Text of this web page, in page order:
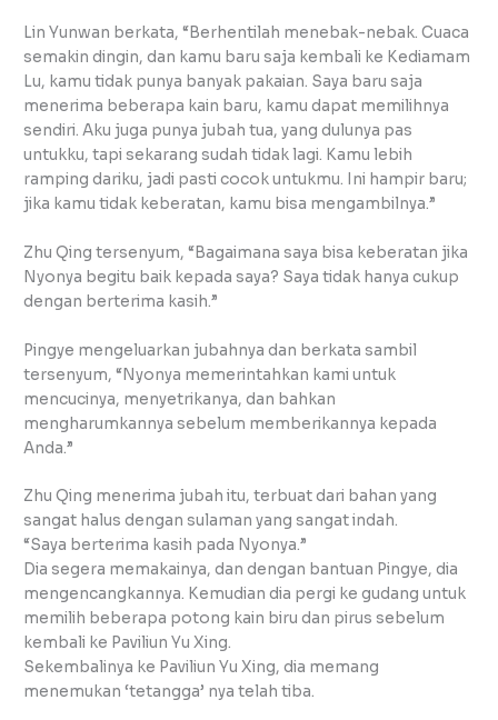
Lin Yunwan berkata, “Berhentilah menebak-nebak. Cuaca
semakin dingin, dan kamu baru saja kembali ke Kediamam
Lu, kamu tidak punya banyak pakaian. Saya baru saja
menerima beberapa kain baru, kamu dapat memilihnya
sendiri. Aku juga punya jubah tua, yang dulunya pas
untukku, tapi sekarang sudah tidak lagi. Kamu lebih
ramping dariku, jadi pasti cocok untukmu. Ini hampir baru;
jika kamu tidak keberatan, kamu bisa mengambilnya.”
Zhu Qing tersenyum, “Bagaimana saya bisa keberatan jika
Nyonya begitu baik kepada saya? Saya tidak hanya cukup
dengan berterima kasih.”
Pingye mengeluarkan jubahnya dan berkata sambil
tersenyum, “Nyonya memerintahkan kami untuk
mencucinya, menyetrikanya, dan bahkan
mengharumkannya sebelum memberikannya kepada
Anda.”
Zhu Qing menerima jubah itu, terbuat dari bahan yang
sangat halus dengan sulaman yang sangat indah.
“Saya berterima kasih pada Nyonya.”
Dia segera memakainya, dan dengan bantuan Pingye, dia
mengencangkannya. Kemudian dia pergi ke gudang untuk
memilih beberapa potong kain biru dan pirus sebelum
kembali ke Paviliun Yu Xing.
Sekembalinya ke Paviliun Yu Xing, dia memang
menemukan ‘tetangga’ nya telah tiba.